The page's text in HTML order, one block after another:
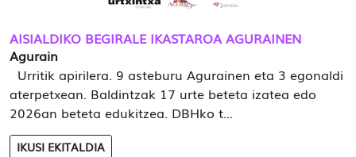
AISIALDIKO BEGIRALE IKASTAROA AGURAINEN
Agurain
Urritik apirilera. 9 asteburu Agurainen eta 3 egonaldi
aterpetxean. Baldintzak 17 urte beteta izatea edo
2026an beteta edukitzea. DBHko t...
IKUSI EKITALDIA